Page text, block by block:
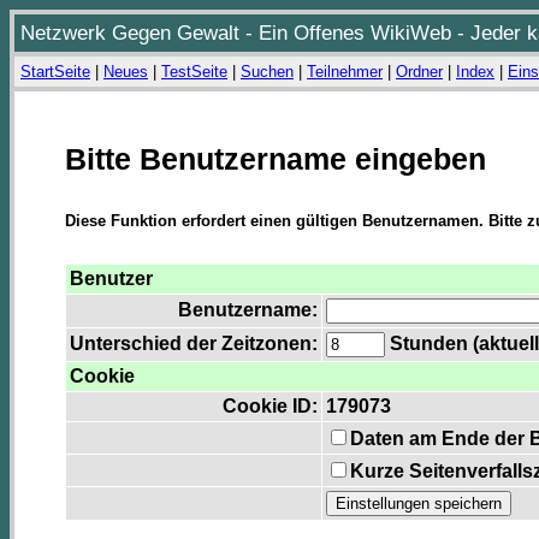
Netzwerk Gegen Gewalt - Ein Offenes WikiWeb - Jeder
StartSeite Neues TestSeite Suchen Teilnehmer| Ordner| Index
Bitte Benutzername eingeben
Diese Funktion erfordert einen gültigen Benutzernamen. Bitte
Benutzer
Benutzername:
Unterschied der Zeitzonen:
Stunden
Cookie
Cookie ID: 179073
Daten am Ende der
Kurze